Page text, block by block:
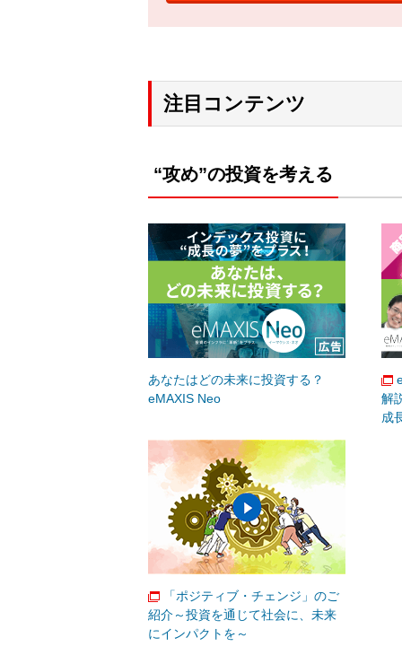
注目コンテンツ
“攻め”の投資を考える
あなたはどの未来に投資する？
eMAXIS Neo
解
成
「ポジティブ・チェンジ」のご
紹介～投資を通じて社会に、未来
にインパクトを～